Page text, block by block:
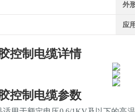
外
应
控制电缆详情
控制电缆参数